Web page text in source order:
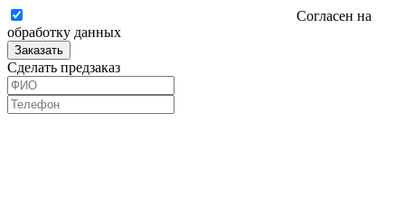
Согласен на
обработку данных
Заказать
Сделать предзаказ